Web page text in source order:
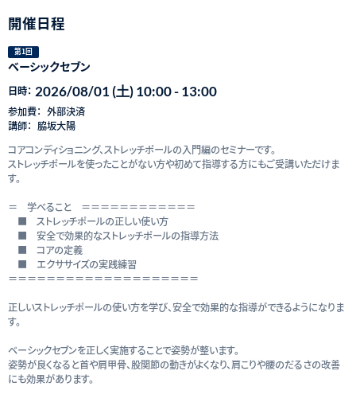
開催日程
第1回
ベーシックセブン
日時： 2026/08/01 (土) 10:00 - 13:00
参加費： 外部決済
講師： 脇坂大陽
コアコンディショニング、ストレッチポールの入門編のセミナーです。
ストレッチポールを使ったことがない方や初めて指導する方にもご受講いただけま
す。
＝ 学べること ＝＝＝＝＝＝＝＝＝＝＝＝
■ ストレッチポールの正しい使い方
■ 安全で効果的なストレッチポールの指導方法
■ コアの定義
■ エクササイズの実践練習
＝＝＝＝＝＝＝＝＝＝＝＝＝＝＝＝＝＝＝＝
正しいストレッチポールの使い方を学び、安全で効果的な指導ができるようになりま
す。
ベーシックセブンを正しく実施することで姿勢が整います。
姿勢が良くなると首や肩甲骨、股関節の動きがよくなり、肩こりや腰のだるさの改善
にも効果があります。